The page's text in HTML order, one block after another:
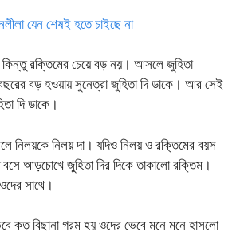
যেন শেষই হতে চাইছে না
কিন্তু রক্তিমের চেয়ে বড় নয়। আসলে জুহিতা
বড় হওয়ায় সুনেত্রা জুহিতা দি ডাকে। আর সেই
দি ডাকে।
নিলয়কে নিলয় দা। যদিও নিলয় ও রক্তিমের বয়স
আড়চোখে জুহিতা দির দিকে তাকালো রক্তিম।
সাথে।
কত বিছানা গরম হয় ওদের ভেবে মনে মনে হাসলো